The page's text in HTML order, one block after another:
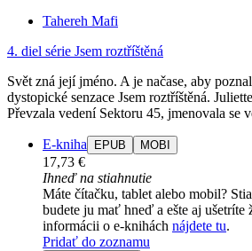
Tahereh Mafi
4. diel série Jsem roztříštěná
Svět zná její jméno. A je načase, aby
dystopické senzace Jsem roztříštěná.
Převzala vedení Sektoru 45, jmenovala se
E-kniha EPUB MOBI
17,73 €
Ihneď na stiahnutie
Máte čítačku, tablet alebo mobil?
budete ju mať hneď a ešte aj
informácii o e-knihách nájdete tu.
Pridať do zoznamu